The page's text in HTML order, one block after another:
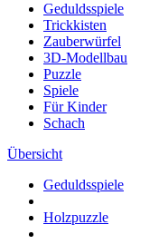
Geduldsspiele
Trickkisten
Zauberwürfel
3D-Modellbau
Puzzle
Spiele
Für Kinder
Schach
Übersicht
Geduldsspiele
Holzpuzzle